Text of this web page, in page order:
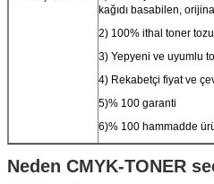
kağıdı basabilen,
2) 100% ithal toner tozu
3) Yepyeni ve uyumlu
4) Rekabetçi fiyat ve
5)% 100 garanti
6)% 100 hammadde
Neden CMYK-TONER